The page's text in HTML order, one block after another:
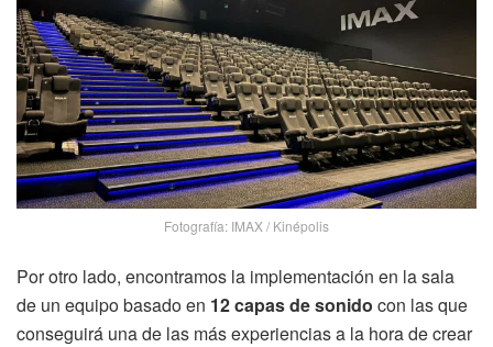
Fotografía: IMAX / Kinépolis
Por otro lado, encontramos la implementación en la sala
de un equipo basado en 12 capasde sonido con las que
conseguirá una de las más experiencias a la hora de crear